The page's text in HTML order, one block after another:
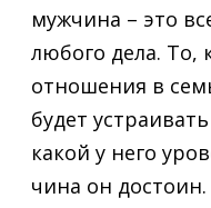
мужчина – это
любого дела. То,
отношения в
будет
какой у него
чина он достоин.